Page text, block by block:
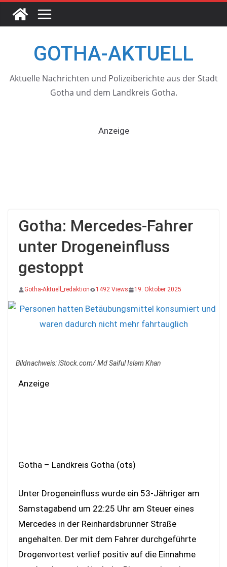
GOTHA-AKTUELL
Aktuelle Nachrichten und Polizeiberichte aus der Stadt
Gotha und dem Landkreis Gotha.
Anzeige
Gotha: Mercedes-Fahrer
unter Drogeneinfluss
gestoppt
Gotha-Aktuell_redaktion 1492 Views 19. Oktober 2025
Bildnachweis: iStock.com/ Md Saiful Islam Khan
Anzeige
Gotha – Landkreis Gotha (ots)
Unter Drogeneinfluss wurde ein 53-Jähriger am
Samstagabend um 22:25 Uhr am Steuer eines
Mercedes in der Reinhardsbrunner Straße
angehalten. Der mit dem Fahrer durchgeführte
Drogenvortest verlief positiv auf die Einnahme